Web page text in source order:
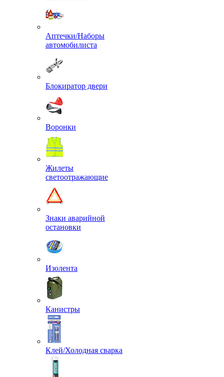
Аптечки/Наборы
автомобилиста
Блокиратор двери
Воронки
Жилеты
светоотражающие
Знаки аварийной
остановки
Изолента
Канистры
Клей/Холодная сварка